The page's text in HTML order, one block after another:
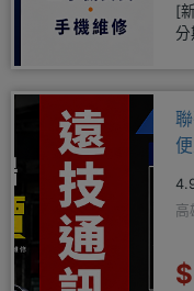
[
高